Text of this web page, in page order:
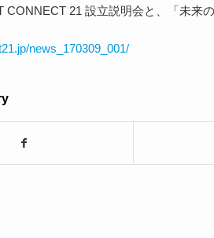
CONNECT 21 設立説明会と、「未来
news_170309_001/